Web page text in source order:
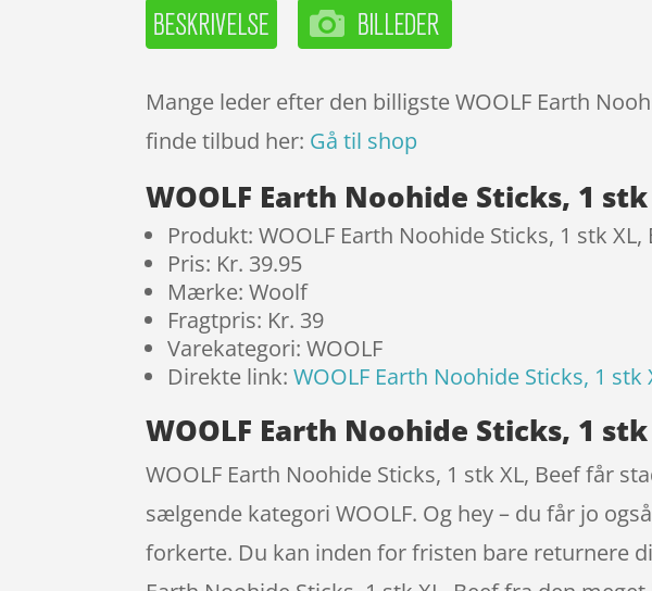
Mange leder efter den billigste WOOLF Earth
finde tilbud her: Gå til shop
WOOLF Earth Noohide Sticks, 1
Produkt: WOOLF Earth Noohide Sticks, 1 stk XL,
Pris: Kr. 39.95
Mærke: Woolf
Fragtpris: Kr. 39
Varekategori: WOOLF
Direkte link:WOOLF Earth Noohide Sticks, 1 stk
WOOLF Earth Noohide Sticks, 1
WOOLF Earth Noohide Sticks, 1 stk XL, Beef får
sælgende kategori WOOLF. Og hey – du får jo
forkerte. Du kan inden for fristen bare returnere